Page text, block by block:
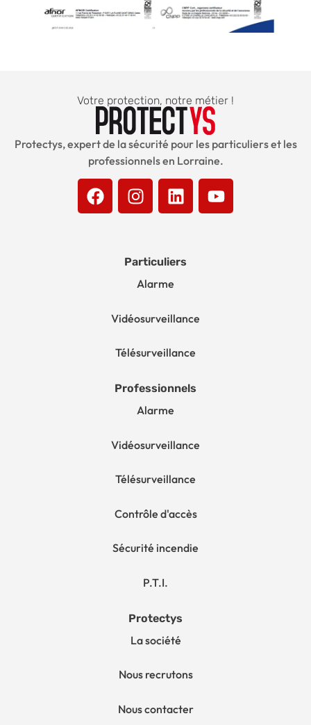
Votre protection, notre métier !
Protectys, expert de la sécurité pour les particuliers et les
professionnels en Lorraine.
Particuliers
Alarme
Vidéosurveillance
Télésurveillance
Professionnels
Alarme
Vidéosurveillance
Télésurveillance
Contrôle d'accès
Sécurité incendie
P.T.I.
Protectys
La société
Nous recrutons
Nous contacter